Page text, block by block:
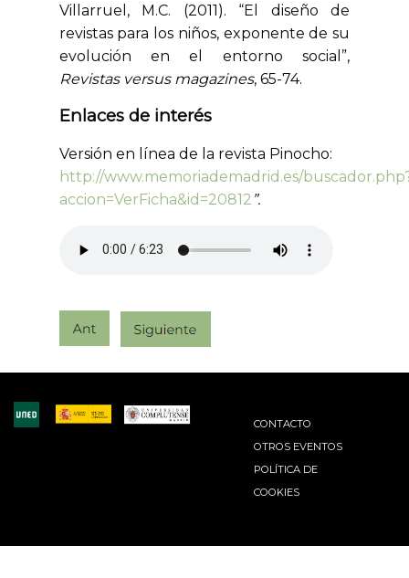
Villarruel, M.C. (2011). “El diseño de
revistas para los niños, exponente de su
evolución en el entorno social”,
Revistas versus magazines, 65-74.
Enlaces de interés
Versión en línea de la revista Pinocho:
http://www.memoriademadrid.es/
accion=VerFicha&id=20812 ”.
CONTACTO
OTROS EVENTOS
POLÍTICA DE
COOKIES